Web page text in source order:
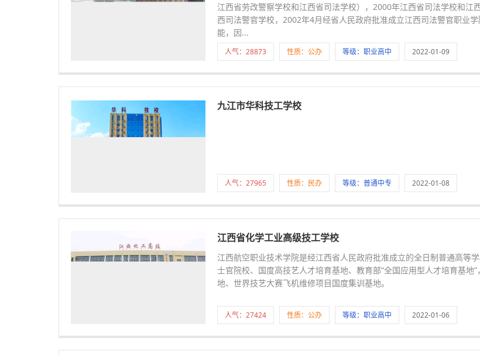
江西省劳改警察学校和江西省司法学校），2000年江西省司法学校和江
西司法警官学校，2002年4月经省人民政府批准成立江西司法警官职业
能，因...
人气：28873 性质：公办 等级：职业高中 2022-01-09
九江市华科技工学校
人气：27965 性质：民办 等级：普通中专 2022-01-08
江西省化学工业高级技工学校
江西航空职业技术学院是经江西省人民政府批准成立的全日制普通高等
士官院校、国度高技艺人才培育基地、教育部“全国应用型人才培育基地
地、世界技艺大赛飞机维修项目国度集训基地。
人气：27424 性质：公办 等级：职业高中 2022-01-06